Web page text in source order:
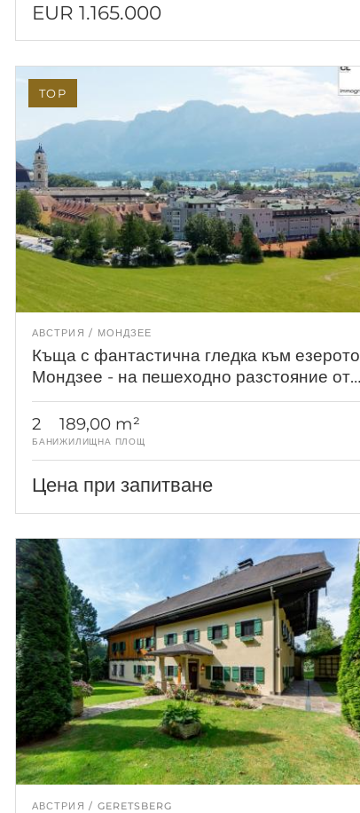
EUR 1.165.000
АВСТРИЯ МОНДЗЕЕ
Къща с фантастична гледка към езерото
Мондзее - на пешеходно разстояние от
центъра на града!
2
БАНИ
189,00 m²
ЖИЛИЩНА ПЛОЩ
Цена при запитване
TOP
АВСТРИЯ GERETSBERG